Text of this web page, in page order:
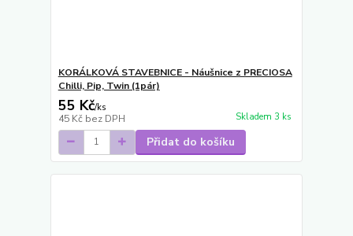
KORÁLKOVÁ STAVEBNICE - Náušnice z PRECIOSA
Chilli, Pip, Twin (1pár)
55 Kč/ks
45 Kč bez DPH Skladem 3 ks
Přidat do košíku